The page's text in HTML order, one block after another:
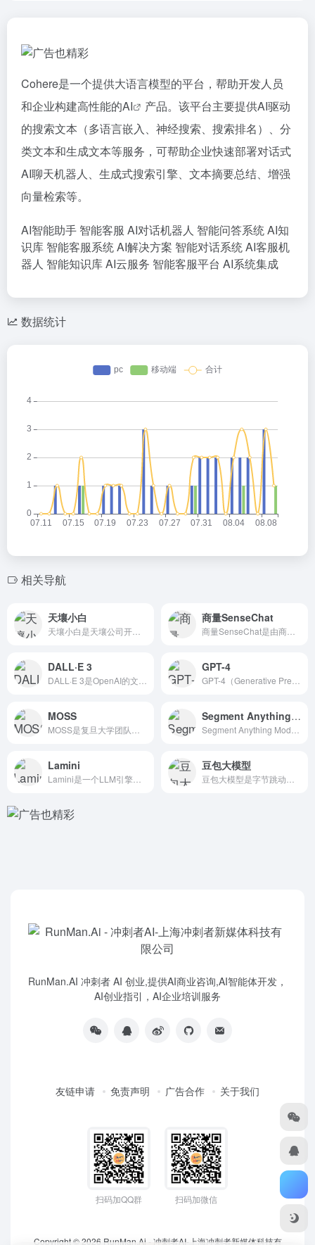
Cohere是一个提供大语言模型的平台，帮助开发人员
和企业构建高性能的AI
产品。该平台主要提供AI驱动
的搜索文本（多语言嵌入、神经搜索、搜索排名）、分
类文本和生成文本等服务，可帮助企业快速部署对话式
AI聊天机器人、生成式搜索引擎、文本摘要总结、增强
向量检索等。
AI智能助手 智能客服 AI对话机器人 智能问答系统AI知
识库 智能客服系统AI解决方案 智能对话系统AI客服机
器人 智能知识库AI云服务 智能客服平台 AI系统集成
数据统计
相关导航
天壤小白 商量SenseChat
DALL·E 3 GPT-4
MOSS Segment Anything（SAM）
Lamini 豆包大模型
RunMan.AI 冲刺者 AI 创业,提供AI商业咨询,AI智能体开发，
AI创业指引，AI企业培训服务
友链申请 免责声明 广告合作 关于我们
扫码加QQ群 扫码加微信
Copyright © 2026 RunMan.Ai - 冲刺者AI-上海冲刺者新媒体科技有